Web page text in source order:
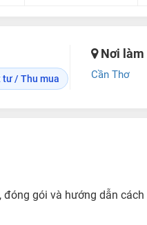
tư / Thu mua
Nơi làm
Cần Thơ
gói và hướng dẫn